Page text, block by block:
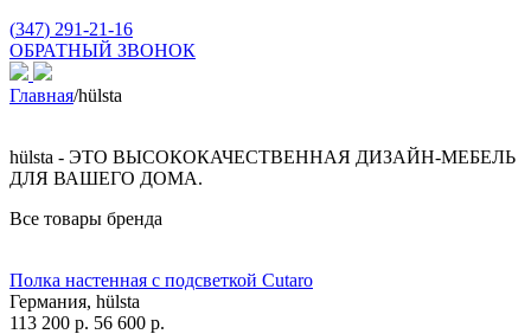
(347) 291-21-16
ОБРАТНЫЙ ЗВОНОК
Главная/hülsta
hülsta - ЭТО ВЫСОКОКАЧЕСТВЕННАЯ ДИЗАЙН-МЕБЕЛЬ
ДЛЯ ВАШЕГО ДОМА.
Все товары бренда
Полка настенная с подсветкой Cutaro
Германия, hülsta
113 200 р. 56 600 р.